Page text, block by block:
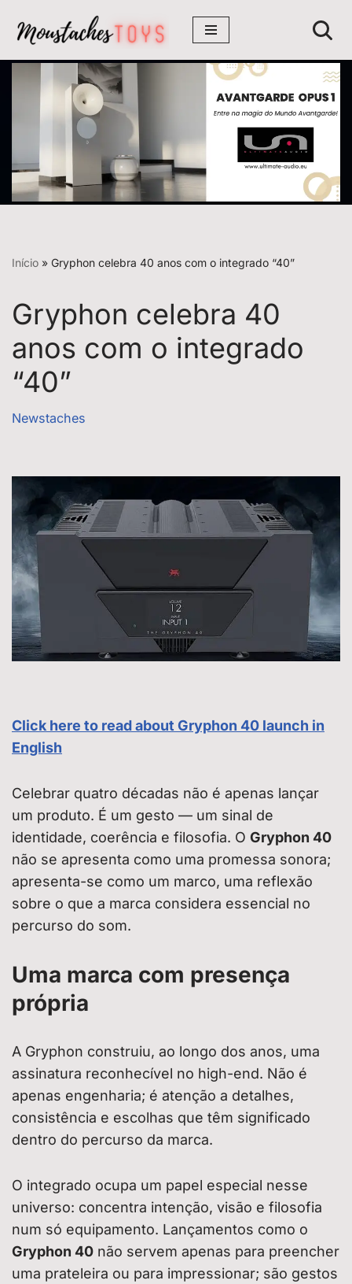
Avançar
para
conteúdo
Início » Gryphon celebra 40 anos com o integrado “40”
Gryphon celebra 40
anos com o integrado
“40”
Newstaches
Click here to read about Gryphon 40 launch in
English
Celebrar quatro décadas não é apenas lançar
um produto. É um gesto — um sinal de
identidade, coerência e filosofia. O Gryphon 40
não se apresenta como uma promessa sonora;
apresenta-se como um marco, uma reflexão
sobre o que a marca considera essencial no
percurso do som.
Uma marca com presença
própria
A Gryphon construiu, ao longo dos anos, uma
assinatura reconhecível no high-end. Não é
apenas engenharia; é atenção a detalhes,
consistência e escolhas que têm significado
dentro do percurso da marca.
O integrado ocupa um papel especial nesse
universo: concentra intenção, visão e filosofia
num só equipamento. Lançamentos como o
Gryphon 40 não servem apenas para preencher
uma prateleira ou para impressionar; são gestos